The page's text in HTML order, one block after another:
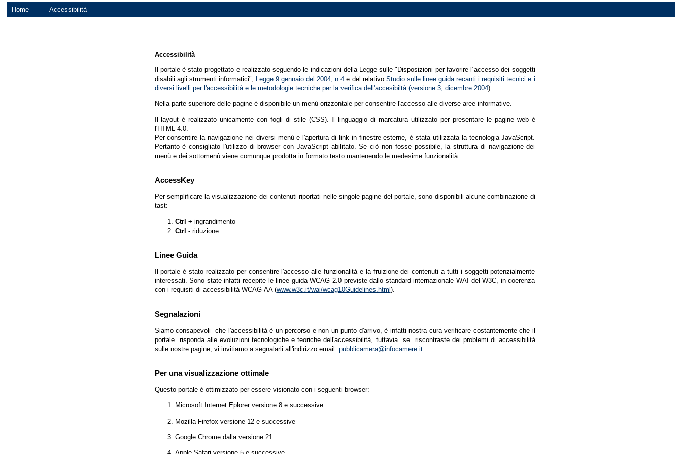
Home Accessibilità
Accessibilità
Il portale è stato progettato e realizzato seguendo le indicazioni della Legge sulle "Disposizioni per favorire l´accesso dei soggetti
disabili agli strumenti informatici", Legge 9 gennaio del 2004, n.4 e del relativo Studio sulle linee guida recanti i requisiti tecnici e i
diversi livelli per l'accessibilità e le metodologie tecniche per la verifica dell'accesibiltà (versione 3, dicembre 2004).
Nella parte superiore delle pagine é disponibile un menù orizzontale per consentire l'accesso alle diverse aree informative.
Il layout è realizzato unicamente con fogli di stile (CSS). Il linguaggio di marcatura utilizzato per presentare le pagine web è
l'HTML 4.0.
Per consentire la navigazione nei diversi menù e l'apertura di link in finestre esterne, è stata utilizzata la tecnologia JavaScript.
Pertanto è consigliato l'utilizzo di browser con JavaScript abilitato. Se ciò non fosse possibile, la struttura di navigazione dei
menù e dei sottomenù viene comunque prodotta in formato testo mantenendo le medesime funzionalità.
AccessKey
Per semplificare la visualizzazione dei contenuti riportati nelle singole pagine del portale, sono disponibili alcune combinazione di
tast:
Ctrl + ingrandimento
Ctrl -riduzione
Linee Guida
Il portale è stato realizzato per consentire l'accesso alle funzionalità e la fruizione dei contenuti a tutti i soggetti potenzialmente
interessati. Sono state infatti recepite le linee guida WCAG 2.0 previste dallo standard internazionale WAI del W3C, in coerenza
con i requisiti di accessibilità WCAG-AA (www.w3c.it/wai/wcag10Guidelines.html ).
Segnalazioni
Siamo consapevoli che l'accessibilità è un percorso e non un punto d'arrivo, è infatti nostra cura verificare costantemente che il
portale risponda alle evoluzioni tecnologiche e teoriche dell'accessibilità, tuttavia se riscontraste dei problemi di accessibilità
sulle nostre pagine, vi invitiamo a segnalarli all'indirizzo email pubblicamera@infocamere.it.
Per una visualizzazione ottimale
Questo portale è ottimizzato per essere visionato con i seguenti browser:
Microsoft Internet Eplorer versione 8 e successive
Mozilla Firefox versione 12 e successive
Google Chrome dalla versione 21